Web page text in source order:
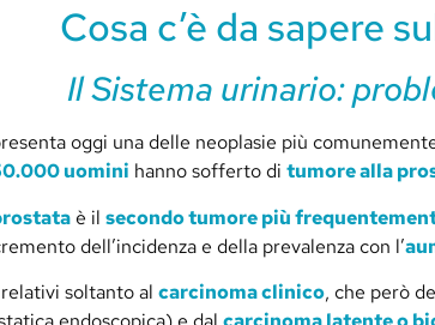
Cosa c’è da sapere
Il Sistema urinario:
oggi una delle neoplasie più
uomini hanno sofferto di tumore alla
è il secondo tumore più
dell’incidenza e della prevalenza con l’
soltanto al carcinoma clinico, che però